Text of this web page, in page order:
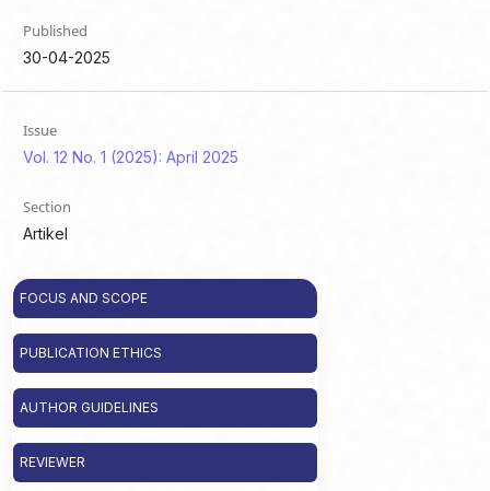
Published
30-04-2025
Issue
Vol. 12 No. 1 (2025): April 2025
Section
Artikel
FOCUS AND SCOPE
PUBLICATION ETHICS
AUTHOR GUIDELINES
REVIEWER